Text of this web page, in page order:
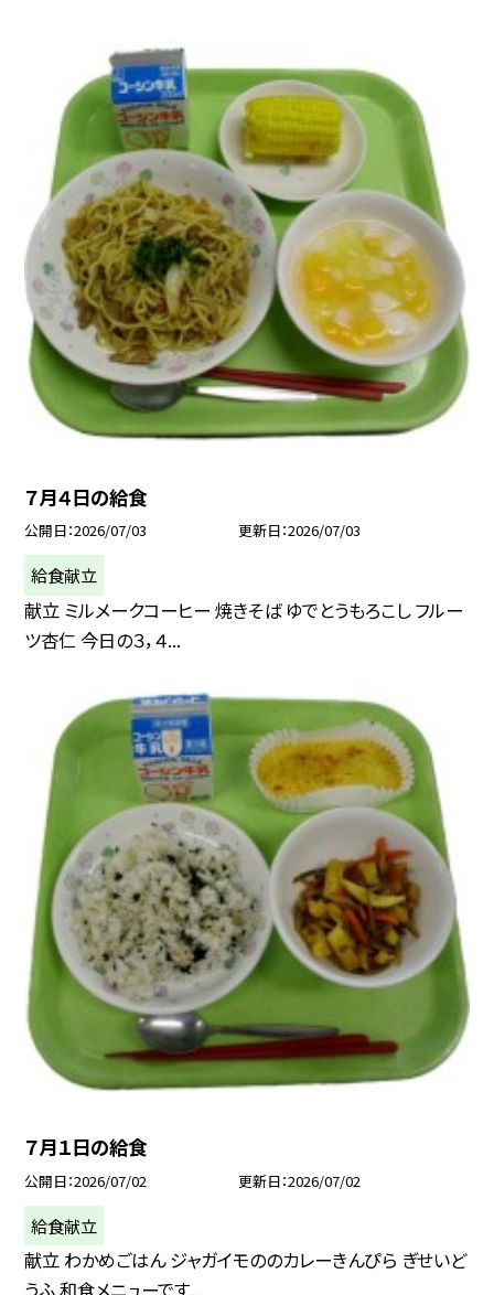
７月４日の給食
公開日 2026/07/03 更新日 2026/07/03
給食献立
献立 ミルメークコーヒー 焼きそば ゆでとうもろこし フルー
ツ杏仁 今日の３，４...
７月１日の給食
公開日 2026/07/02 更新日 2026/07/02
給食献立
献立 わかめごはん ジャガイモののカレーきんぴら ぎせいど